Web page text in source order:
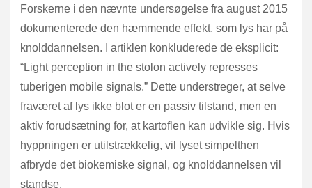
Forskerne i den nævnte undersøgelse fra august 2015
dokumenterede den hæmmende effekt, som lys har på
knolddannelsen. I artiklen konkluderede de eksplicit:
“Light perception in the stolon actively represses
tuberigen mobile signals.” Dette understreger, at selve
fraværet af lys ikke blot er en passiv tilstand, men en
aktiv forudsætning for, at kartoflen kan udvikle sig. Hvis
hyppningen er utilstrækkelig, vil lyset simpelthen
afbryde det biokemiske signal, og knolddannelsen vil
standse.